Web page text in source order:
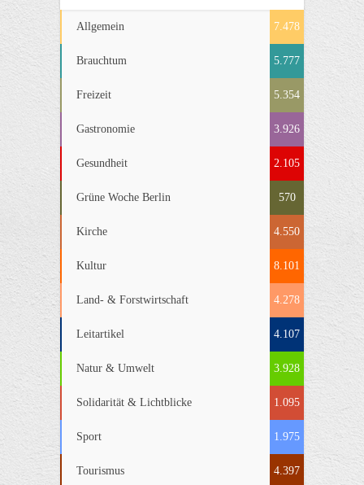
Allgemein 7.478
Brauchtum 5.777
Freizeit 5.354
Gastronomie 3.926
Gesundheit 2.105
Grüne Woche Berlin 570
Kirche 4.550
Kultur 8.101
Land- & Forstwirtschaft 4.278
Leitartikel 4.107
Natur & Umwelt 3.928
Solidarität & Lichtblicke 1.095
Sport 1.975
Tourismus 4.397